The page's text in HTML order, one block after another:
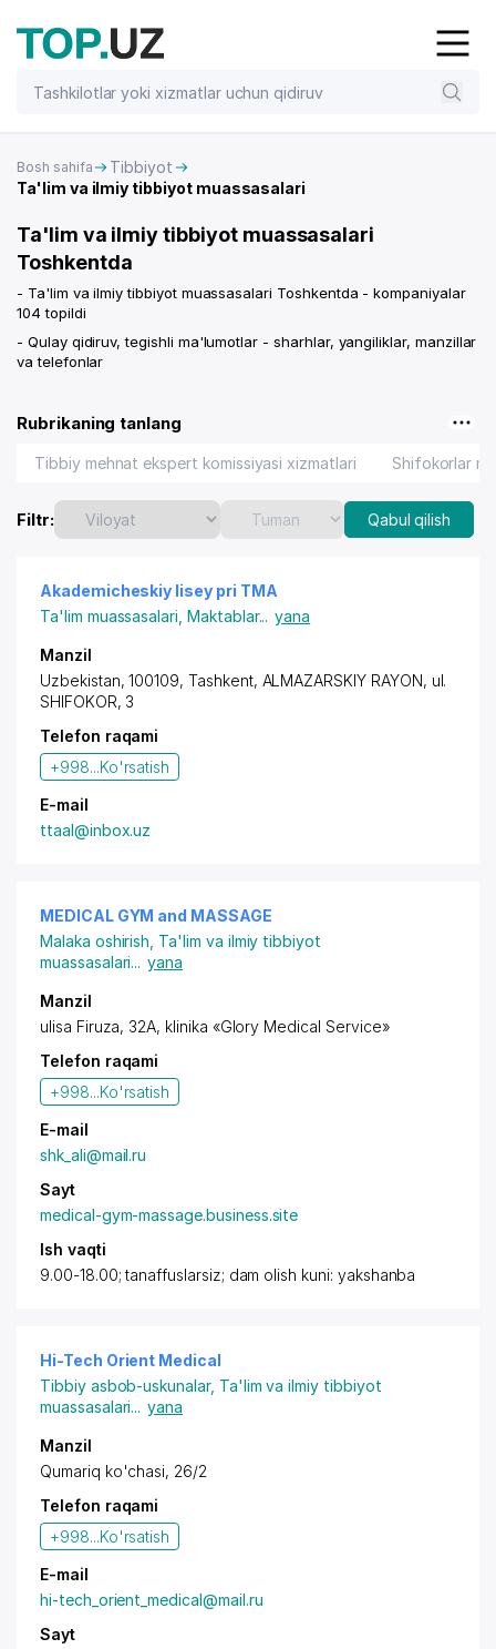
Bosh sahifa
Tibbiyot
Ta'lim va ilmiy tibbiyot muassasalari
Ta'lim va ilmiy tibbiyot muassasalari
Toshkentda
- Ta'lim va ilmiy tibbiyot muassasalari Toshkentda - kompaniyalar
104 topildi
- Qulay qidiruv, tegishli ma'lumotlar - sharhlar, yangiliklar, manzillar
va telefonlar
Rubrikaning tanlang
Tibbiy mehnat ekspert komissiyasi xizmatlari Shifokorlar
Filtr: Qabul qilish
Akademicheskiy lisey pri TMA
Ta'lim muassasalari Maktablar... yana
Manzil
Uzbekistan, 100109, Tashkent, ALMAZARSKIY RAYON, ul.
SHIFOKOR, 3
Telefon raqami
+998...Ko'rsatish
E-mail
ttaal@inbox.uz
MEDICAL GYM and MASSAGE
Malaka oshirish Ta'lim va ilmiy tibbiyot
muassasalari... yana
Manzil
ulisa Firuza, 32A, klinika «Glory Medical Service»
Telefon raqami
+998...Ko'rsatish
E-mail
shk_ali@mail.ru
Sayt
medical-gym-massage.business.site
Ish vaqti
9.00-18.00; tanaffuslarsiz; dam olish kuni: yakshanba
Hi-Tech Orient Medical
Tibbiy asbob-uskunalar, Ta'lim va ilmiy tibbiyot
muassasalari... yana
Manzil
Qumariq ko'chasi, 26/2
Telefon raqami
+998...Ko'rsatish
E-mail
hi-tech_orient_medical@mail.ru
Sayt